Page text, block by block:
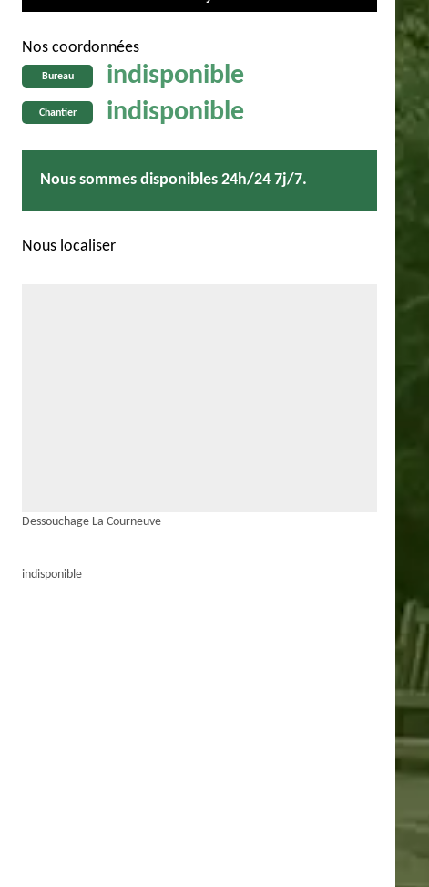
Nos coordonnées
Bureau indisponible
Chantier indisponible
Nous sommes disponibles 24h/24 7j/7.
Nous localiser
Dessouchage La Courneuve
indisponible